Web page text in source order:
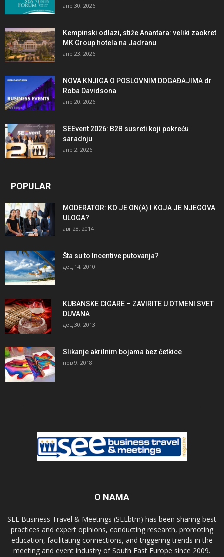
апр 30, 2026
Kempinski odlazi, stiže Anantara: veliki zaokret
MK Group hotela na Jadranu
апр 23, 2026
NOVA KNJIGA O POSLOVNIM DOGAĐAJIMA dr
Roba Davidsona
апр 20, 2026
SEEvent 2026: B2B susreti koji pokreću
saradnju
апр 2, 2026
POPULAR
MODERATOR: KO JE ON(A) I KOJA JE NJEGOVA
ULOGA?
авг 28, 2014
Šta su to Incentive putovanja?
дец 14, 2010
KUBANSKE CIGARE – ZAVIRITE U OTMENI SVET
DUVANA
дец 30, 2013
Slikanje akrilnim bojama bez četkice
нов 9, 2018
O NAMA
SEE Business Travel & Meetings (SEEbtm) has been sharing best
practices and expert opinions, conducting research, promoting
education, facilitating connections, and triggering trends in the
meeting and event industry of South East Europe since 2009.